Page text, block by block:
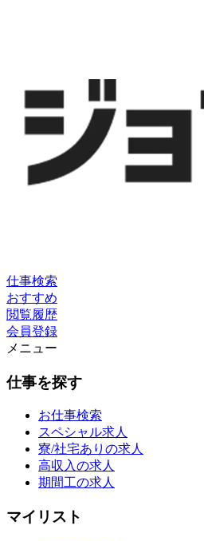
仕事検索
おすすめ
閲覧履歴
会員登録
メニュー
仕事を探す
お仕事検索
スペシャル求人
寮/社宅ありの求人
高収入の求人
期間工の求人
マイリスト